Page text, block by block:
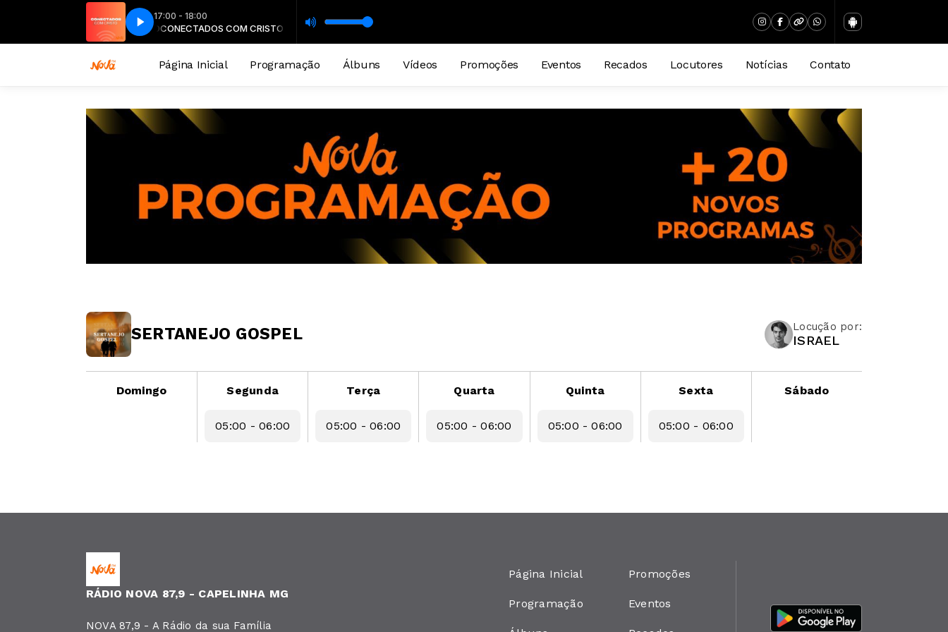
17:00 - 18:00
COM CRISTO com BETOCONECTADOS COM CRISTO com BETO
Página Inicial Programação Álbuns Vídeos Promoções Eventos Recados Locutores Notícias Contato
SERTANEJO GOSPEL Locução por:
ISRAEL
Domingo Segunda
05:00 - 06:00
Terça
05:00 - 06:00
Quarta
05:00 - 06:00
Quinta
05:00 - 06:00
Sexta
05:00 - 06:00
Sábado
RÁDIO NOVA 87,9 - CAPELINHA MG
NOVA 87,9 - A Rádio da sua Família
Página Inicial
Programação
Promoções
Eventos